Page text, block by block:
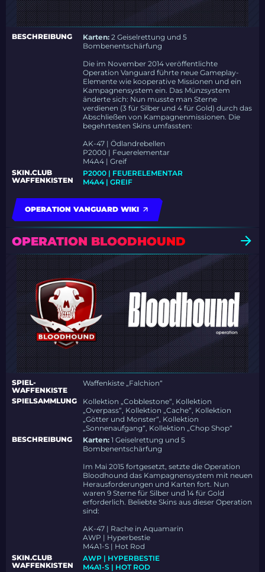
BESCHREIBUNG Karten: 2 Geiselrettung und 5
Bombenentschärfung
Die im November 2014 veröffentlichte
Operation Vanguard führte neue Gameplay-
Elemente wie kooperative Missionen und ein
Kampagnensystem ein. Das Münzsystem
änderte sich: Nun musste man Sterne
verdienen (3 für Silber und 4 für Gold) durch das
Abschließen von Kampagnenmissionen. Die
begehrtesten Skins umfassten:
AK-47 | Ödlandrebellen
P2000 | Feuerelementar
M4A4 | Greif
SKIN.CLUB
WAFFENKISTEN
P2000 | FEUERELEMENTAR
M4A4 | GREIF
OPERATION VANGUARD WIKI
OPERATION BLOODHOUND
SPIEL-
WAFFENKISTE
Waffenkiste „Falchion“
SPIELSAMMLUNG
Kollektion „Cobblestone“, Kollektion
„Overpass“, Kollektion „Cache“, Kollektion
„Götter und Monster“, Kollektion
„Sonnenaufgang“, Kollektion „Chop Shop“
BESCHREIBUNG
Karten: 1 Geiselrettung und 5
Bombenentschärfung
Im Mai 2015 fortgesetzt, setzte die Operation
Bloodhound das Kampagnensystem mit neuen
Herausforderungen und Karten fort. Nun
waren 9 Sterne für Silber und 14 für Gold
erforderlich. Beliebte Skins aus dieser Operation
sind:
AK-47 | Rache in Aquamarin
AWP | Hyperbestie
M4A1-S | Hot Rod
SKIN.CLUB
WAFFENKISTEN
AWP | HYPERBESTIE
M4A1-S | HOT ROD